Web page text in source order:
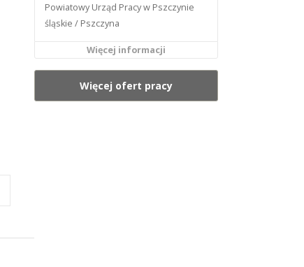
Powiatowy Urząd Pracy w Pszczynie
śląskie / Pszczyna
Więcej informacji
Więcej ofert pracy